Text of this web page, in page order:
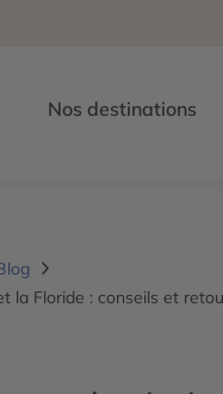
Nos destinations
la Floride : conseils et